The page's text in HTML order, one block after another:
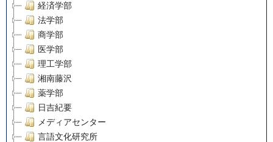
経済学部
法学部
商学部
医学部
理工学部
湘南藤沢
薬学部
日吉紀要
メディアセンター
言語文化研究所